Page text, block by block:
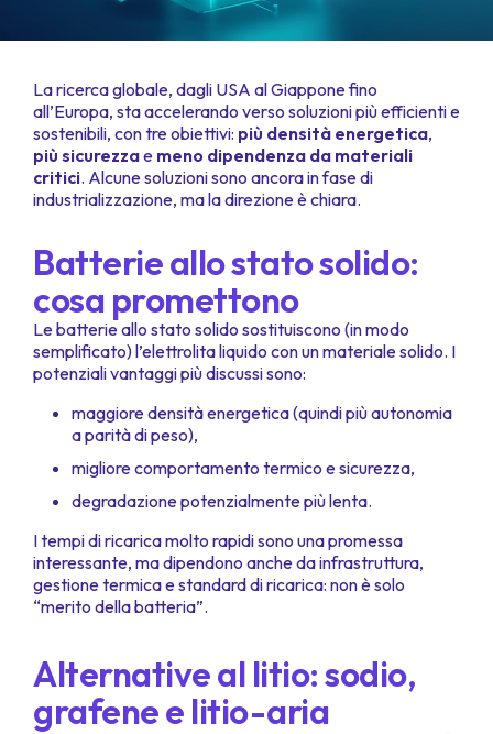
La ricerca globale, dagli USA al Giappone fino
all’Europa, sta accelerando verso soluzioni più efficienti e
sostenibili, con tre obiettivi: più densità energetica,
più sicurezzae meno dipendenza da materiali
critici. Alcune soluzioni sono ancora in fase di
industrializzazione, ma la direzione è chiara.
Batterie allo stato solido:
cosa promettono
Le batterie allo stato solido sostituiscono (in modo
semplificato) l’elettrolita liquido con un materiale solido. I
potenziali vantaggi più discussi sono:
maggiore densità energetica (quindi più autonomia
a parità di peso),
migliore comportamento termico e sicurezza,
degradazione potenzialmente più lenta.
I tempi di ricarica molto rapidi sono una promessa
interessante, ma dipendono anche da infrastruttura,
gestione termica e standard di ricarica: non è solo
“merito della batteria”.
Alternative al litio: sodio,
grafene e litio-aria